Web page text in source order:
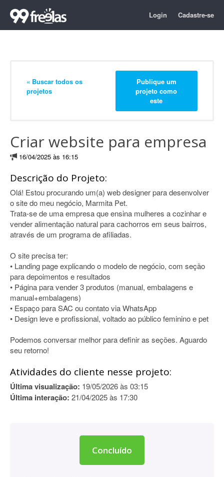
Login Cadastre-se
« Buscar todos os
projetos
Publique um
projeto como
este
Criar website para empresa
16/04/2025 às 16:15
Descrição do Projeto:
Olá! Estou procurando um(a) web designer para desenvolver
o site do meu negócio, Marmita Pet.
Trata-se de uma empresa que ensina mulheres a cozinhar e
vender alimentação natural para cachorros em seus bairros,
através de um programa de afiliadas.
O site precisa ter:
• Landing page explicando o modelo de negócio, com seção
para depoimentos e resultados
• Página para vender 3 produtos (manual, embalagens e
manual+embalagens)
• Espaço para SAC ou contato via WhatsApp
• Design leve e profissional, voltado ao público feminino e pet
Podemos conversar melhor para definir as seções. Aguardo
seu retorno!
Atividades do cliente nesse projeto:
Última visualização: 19/05/2026 às 03:15
Última interação: 21/04/2025 às 17:30
Concluído